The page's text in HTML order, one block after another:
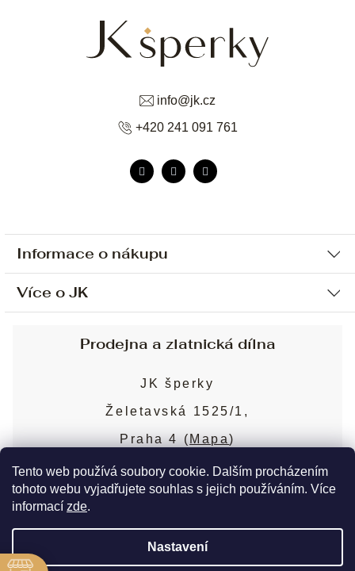
Tento web používá soubory cookie. Dalším procházením
tohoto webu vyjadřujete souhlas s jejich používáním. Více
informací zde.
Nastavení
Informace o nákupu
Ochrana osobních údajů
Sjednání osobní schůzky
Obchodní podmínky
Puncovní značky
Více o JK
Blog
Nejčastější dotazy
info@jk.cz
+420 241 091 761
Prodejna a zlatnická dílna
JK šperky
Želetavská 1525/1,
Praha 4 (Mapa)
Více o prodejně
Copyright 2026JK šperky. Všechna práva
vyhrazena.
Upravit nastavení cookies